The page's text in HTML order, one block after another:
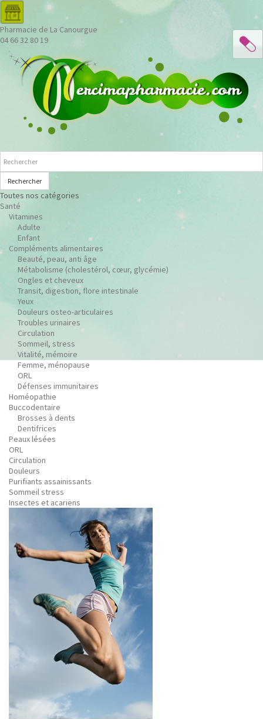
Pharmacie de La Canourgue
04 66 32 80 19
Rechercher
Toutes nos catégories
Santé
Vitamines
Adulte
Enfant
Compléments alimentaires
Beauté, peau, anti âge
Métabolisme (cholestérol, cœur, glycémie)
Ongles et cheveux
Transit, digestion, flore intestinale
Yeux
Douleurs osteo-articulaires
Troubles urinaires
Circulation
Sommeil, stress
Vitalité, mémoire
Femme, ménopause
ORL
Défenses immunitaires
Homéopathie
Buccodentaire
Brosses à dents
Dentifrices
Peaux lésées
ORL
Circulation
Douleurs
Purifiants assainissants
Sommeil stress
Insectes et acariens